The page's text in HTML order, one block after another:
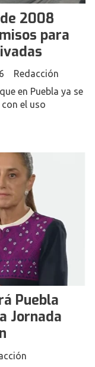
2008
para
Redacción
en Puebla ya se
el uso
Puebla
Jornada